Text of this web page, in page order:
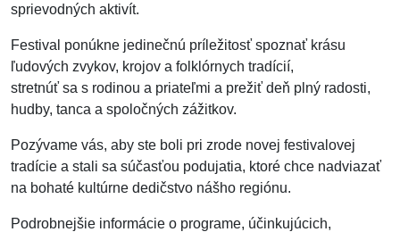
sprievodných aktivít.
Festival ponúkne jedinečnú príležitosť spoznať krásu
ľudových zvykov, krojov a folklórnych tradícií,
stretnúť sa s rodinou a priateľmi a prežiť deň plný radosti,
hudby, tanca a spoločných zážitkov.
Pozývame vás, aby ste boli pri zrode novej festivalovej
tradície a stali sa súčasťou podujatia, ktoré chce nadviazať
na bohaté kultúrne dedičstvo nášho regiónu.
Podrobnejšie informácie o programe, účinkujúcich,